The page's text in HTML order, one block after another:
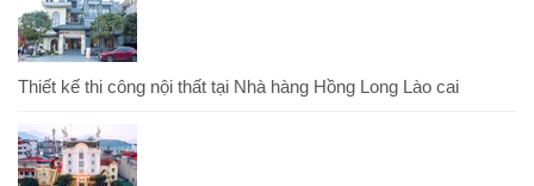
Thiết kế thi công nội thất tại Nhà hàng Hồng Long Lào cai